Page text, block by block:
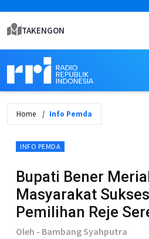
TAKENGON
Home Info Pemda
INFO PEMDA
Bupati Bener
Masyarakat
Pemilihan Reje
Oleh - Bambang Syahputra